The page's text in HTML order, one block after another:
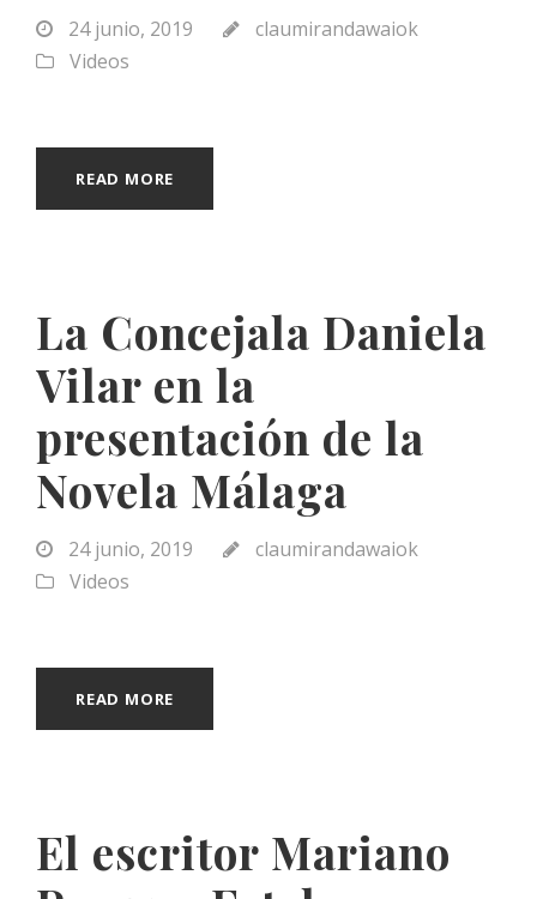
24 junio, 2019
claumirandawaiok
Videos
READ MORE
La Concejala Daniela
Vilar en la
presentación de la
Novela Málaga
24 junio, 2019
claumirandawaiok
Videos
READ MORE
El escritor Mariano